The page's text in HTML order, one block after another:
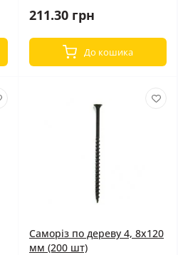
211.30 грн
До кошика
Саморіз по дереву 4, 8x120
мм (200 шт)